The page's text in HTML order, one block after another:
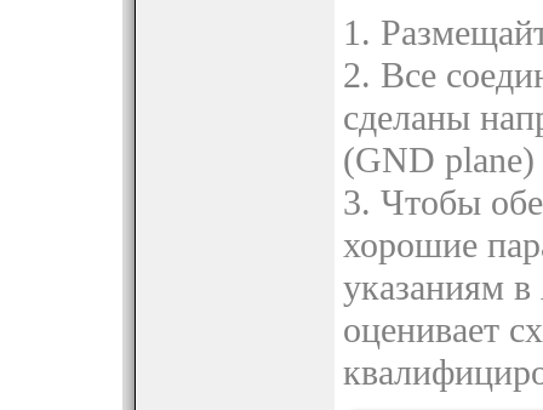
1.
2. Все
сделаны
(GND plane)
3. Чтобы
хорошие
указаниям
оценивает